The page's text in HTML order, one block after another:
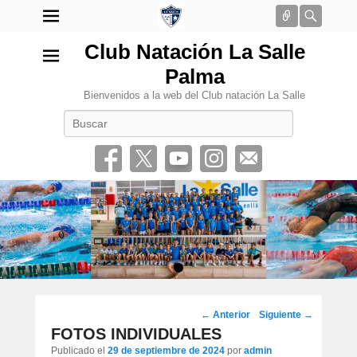
Conectar
Club Natación La Salle
Palma
Bienvenidos a la web del Club natación La Salle
•
Navegación
por
los
← Anterior Siguiente →
FOTOS INDIVIDUALES
Publicado el 29 de septiembre de 2024 por admin